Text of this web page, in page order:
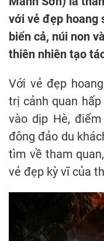
với vẻ đẹp hoang
biển cả, núi non
thiên nhiên tạo
Với vẻ đẹp
trị cảnh quan
vào dịp Hè,
đông đảo du
tìm về tham
vẻ đẹp kỳ vĩ của